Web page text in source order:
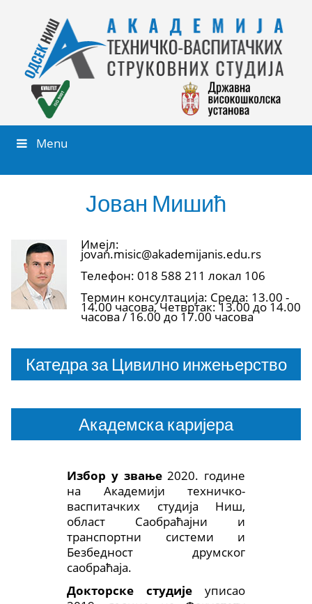
Menu
Јован Мишић
Имејл:
jovan.misic@akademijanis.edu.rs
Телефон: 018 588 211 локал 106
Термин консултација: Среда: 13.00 -
14.00 часова, Четвртак: 13.00 до 14.00
часова / 16.00 до 17.00 часова
Катедра за Цивилно инжењерство
Академска каријера
Избор у звање2020. године
на Академији техничко-
васпитачких студија Ниш,
област Саобраћајни и
транспортни системи и
Безбедност друмског
саобраћаја.
Докторске студије уписао